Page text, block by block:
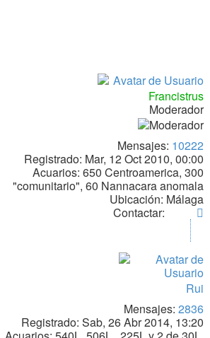
Francistrus
Moderador
Mensajes: 10222
Registrado: Mar, 12 Oct 2010, 00:00
Acuarios: 650 Centroamerica, 300
"comunitario", 60 Nannacara anomala
Ubicación: Málaga
Contactar:
Rui
Mensajes: 2836
Registrado: Sab, 26 Abr 2014, 13:20